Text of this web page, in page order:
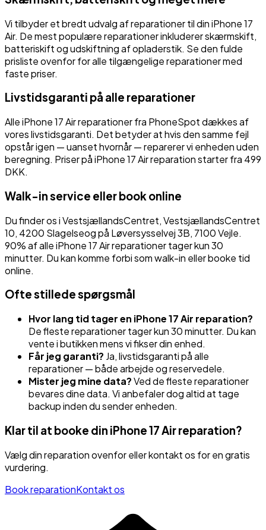
Vi tilbyder et bredt udvalg af reparationer til diniPhone 17
Air. De mest populære reparationer inkluderer skærmskift,
batteriskift og udskiftning af opladerstik. Se den fulde
prisliste ovenfor for alle tilgængelige reparationer med
faste priser.
Livstidsgaranti på alle reparationer
AlleiPhone 17 Airreparationer fra PhoneSpot dækkes af
vores livstidsgaranti. Det betyder at hvis den samme fejl
opstår igen — uanset hvornår — reparerer vi enheden uden
beregning. Priser på iPhone 17 Air reparation starter fra 499
DKK.
Walk-in service eller book online
Du finder os iVestsjællandsCentret,VestsjællandsCentret
10, 4200 Slagelseog på Løversysselvej 3B, 7100Vejle.
90% af alleiPhone 17 Airreparationer tager kun 30
minutter. Du kan komme forbi som walk-in eller booke tid
online.
Ofte stillede spørgsmål
Hvor lang tid tager en iPhone 17 Air reparation?
De fleste reparationer tager kun 30 minutter. Du kan
vente i butikken mens vi fikser din enhed.
Får jeg garanti? Ja, livstidsgaranti på alle
reparationer — både arbejde og reservedele.
Mister jeg mine data?Ved de fleste reparationer
bevares dine data. Vi anbefaler dog altid at tage
backup inden du sender enheden.
Klar til at booke din iPhone 17 Airreparation?
Vælg din reparation ovenfor eller kontakt os for en gratis
vurdering.
Book reparationKontakt os